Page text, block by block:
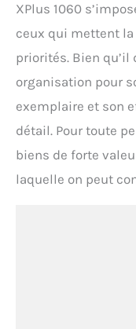
XPlus 1060
ceux qui mettent
priorités. Bien qu’il
organisation pour
exemplaire et son
détail. Pour toute
biens de forte
laquelle on peut